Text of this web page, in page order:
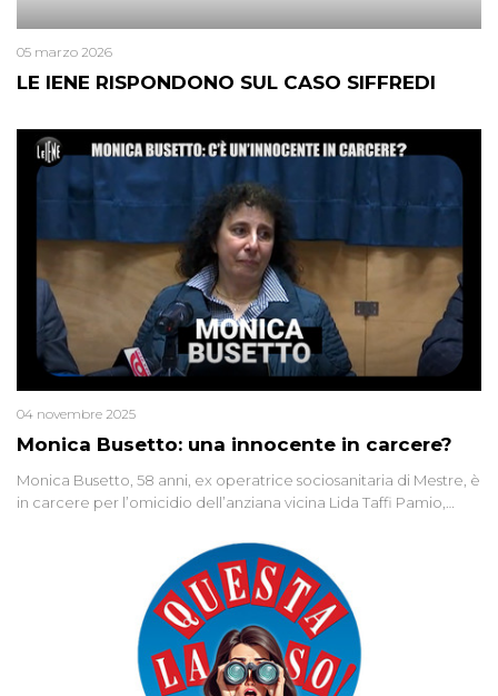
LE IENE RISPONDONO SUL CASO SIFFREDI
05 marzo 2026
Monica Busetto: una innocente in carcere?
04 novembre 2025
Monica Busetto, 58 anni, ex operatrice sociosanitaria di Mestre, è
in carcere per l’omicidio dell’anziana vicina Lida Taffi Pamio,
minuscola su una collanina, Monica si proclama innocente. Nel
2015 un’altra donna confessa lo stesso delitto, poi ritratta. Due
colpevoli per un solo omicidio: errore giudiziario o giustizia